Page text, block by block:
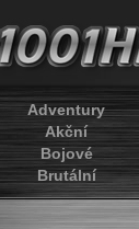
Adventury
Akční
Bojové
Brutální